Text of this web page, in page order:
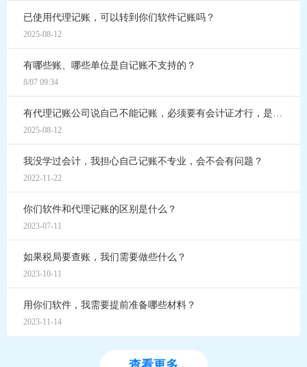
已使用代理记账，可以转到你们软件记账吗？
2025-08-12
有哪些账、哪些单位是自记账不支持的？
8/07 09:34
有代理记账公司说自己不能记账，必须要有会计证才行，是真的吗？
2025-08-12
我没学过会计，我担心自己记账不专业，会不会有问题？
2022-11-22
你们软件和代理记账的区别是什么？
2023-07-11
如果税局要查账，我们需要做些什么？
2023-10-11
用你们软件，我需要提前准备哪些材料？
2023-11-14